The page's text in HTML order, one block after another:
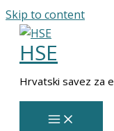
Skip to content
HSE
Hrvatski savez za